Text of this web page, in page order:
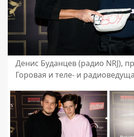
Денис Буданцев (радио NRJ),
Горовая и теле- и